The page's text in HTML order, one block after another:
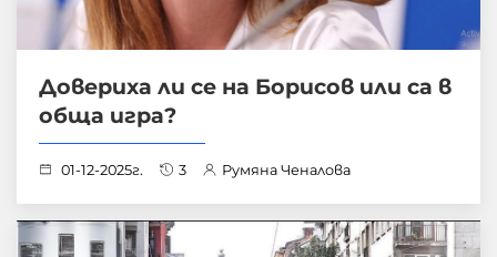
Довериха ли се на Борисов или са в
обща игра?
01-12-2025г. 3 Румяна Ченалова